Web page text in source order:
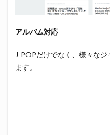
アルバム対応
J-POPだけでなく、様々な
ます。